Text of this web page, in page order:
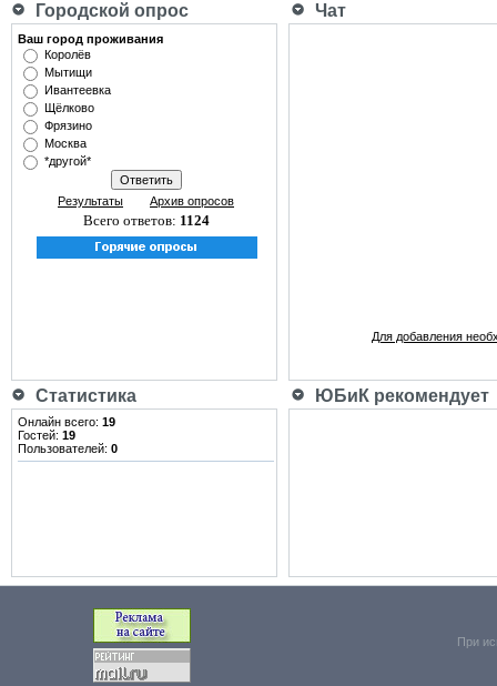
Городской опрос Чат
Ваш город проживания
Королёв
Мытищи
Ивантеевка
Щёлково
Фрязино
Москва
*другой*
Результаты Архив опросов
Всего ответов: 1124
Для добавления
Статистика ЮБиК рекомендует
Онлайн всего: 19
Гостей: 19
Пользователей: 0
При